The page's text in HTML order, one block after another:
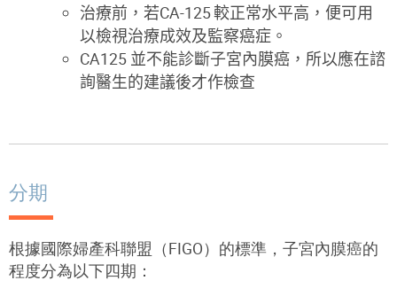
治療前，若CA-125較正常水平高，便可用
以檢視治療成效及監察癌症 。
CA125 並不能診斷子宮內膜癌 ， 所以應在諮
詢醫生的建議後才作檢查
分期
根據國際婦產科聯盟（FIGO） 的標準，子宮內膜癌的
程度分為以下四期：